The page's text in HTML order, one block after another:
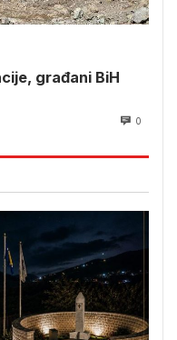
građani BiH
0